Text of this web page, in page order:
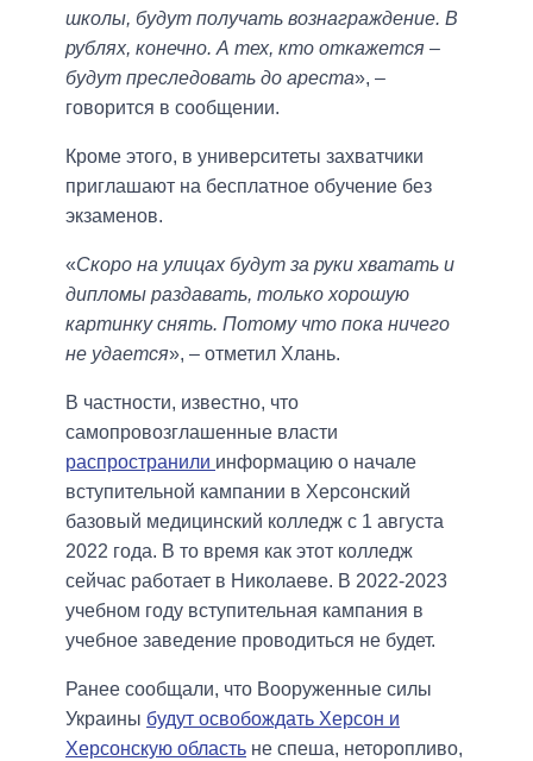
школы, будут получать вознаграждение. В
рублях, конечно. А тех, кто откажется –
будут преследовать до ареста», –
говорится в сообщении.
Кроме этого, в университеты захватчики
приглашают на бесплатное обучение без
экзаменов.
«Скоро на улицах будут за руки хватать и
дипломы раздавать, только хорошую
картинку снять. Потому что пока ничего
не удается», – отметил Хлань.
В частности, известно, что
самопровозглашенные власти
распространили информацию о начале
вступительной кампании в Херсонский
базовый медицинский колледж с 1 августа
2022 года. В то время как этот колледж
сейчас работает в Николаеве. В 2022-2023
учебном году вступительная кампания в
учебное заведение проводиться не будет.
Ранее сообщали, что Вооруженные силы
Украины будут освобождать Херсон и
Херсонскую область не спеша, неторопливо,